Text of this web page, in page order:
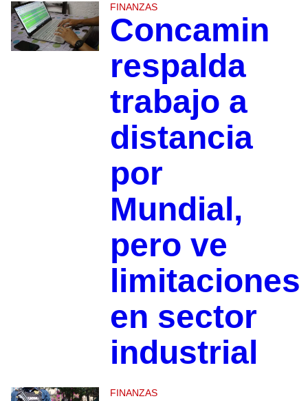
FINANZAS
Concamin
respalda
trabajo a
distancia
por
Mundial,
pero ve
limitaciones
en sector
industrial
FINANZAS